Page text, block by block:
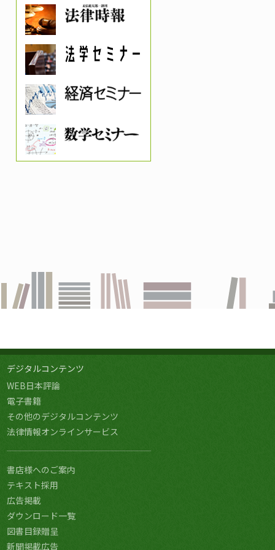
デジタルコンテンツ
WEB日本評論
電子書籍
その他のデジタルコンテンツ
法律情報オンラインサービス
書店様へのご案内
テキスト採用
広告掲載
ダウンロード一覧
図書目録贈呈
新聞掲載広告